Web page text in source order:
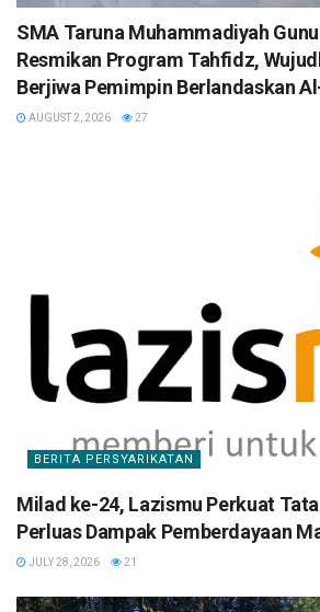
SMA Taruna Muhammadiyah
Resmikan Program Tahfidz,
Berjiwa Pemimpin Berlandaskan
AUGUST 2, 2026 27
BERITA PERSYARIKATAN
Milad ke-24, Lazismu Perkuat
Perluas Dampak Pemberdayaan
JULY 28, 2026 21